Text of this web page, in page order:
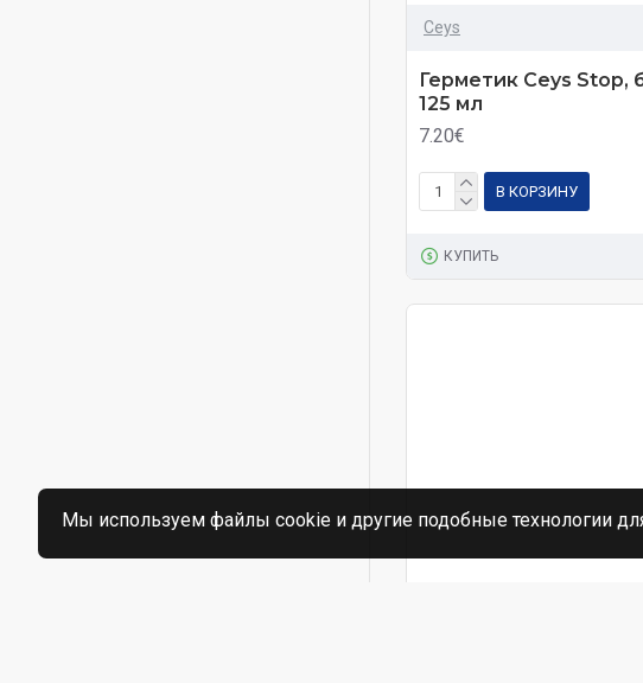
Ceys
Герметик Ceys Stop,
125 мл
7.20€
В КОРЗИНУ
КУПИТЬ
Мы используем файлы cookie и другие подобные технологии